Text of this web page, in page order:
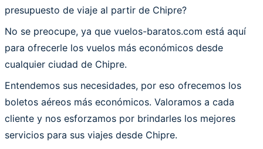
presupuesto de viaje al partir de Chipre?
No se preocupe, ya que vuelos-baratos.com está aquí
para ofrecerle los vuelos más económicos desde
cualquier ciudad de Chipre.
Entendemos sus necesidades, por eso ofrecemos los
boletos aéreos más económicos. Valoramos a cada
cliente y nos esforzamos por brindarles los mejores
servicios para sus viajes desde Chipre.